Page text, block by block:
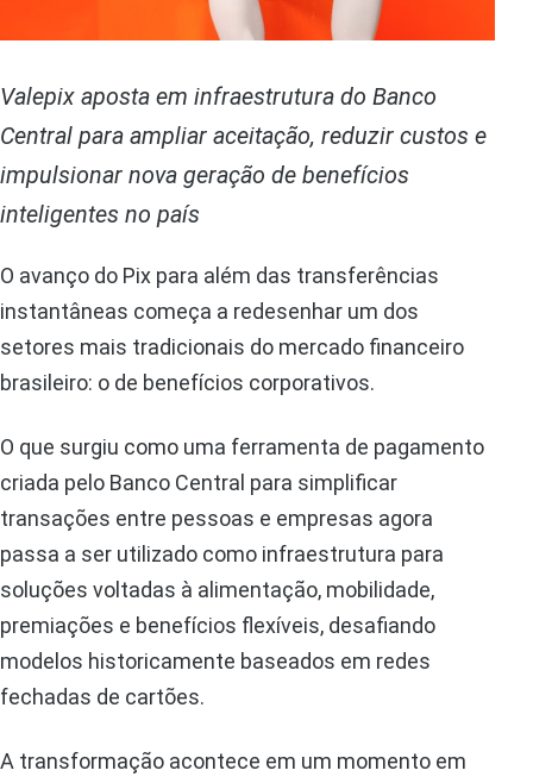
Valepix aposta em infraestrutura do Banco
Central para ampliar aceitação, reduzir custos e
impulsionar nova geração de benefícios
inteligentes no país
O avanço do Pix para além das transferências
instantâneas começa a redesenhar um dos
setores mais tradicionais do mercado financeiro
brasileiro: o de benefícios corporativos.
O que surgiu como uma ferramenta de pagamento
criada pelo Banco Central para simplificar
transações entre pessoas e empresas agora
passa a ser utilizado como infraestrutura para
soluções voltadas à alimentação, mobilidade,
premiações e benefícios flexíveis, desafiando
modelos historicamente baseados em redes
fechadas de cartões.
A transformação acontece em um momento em